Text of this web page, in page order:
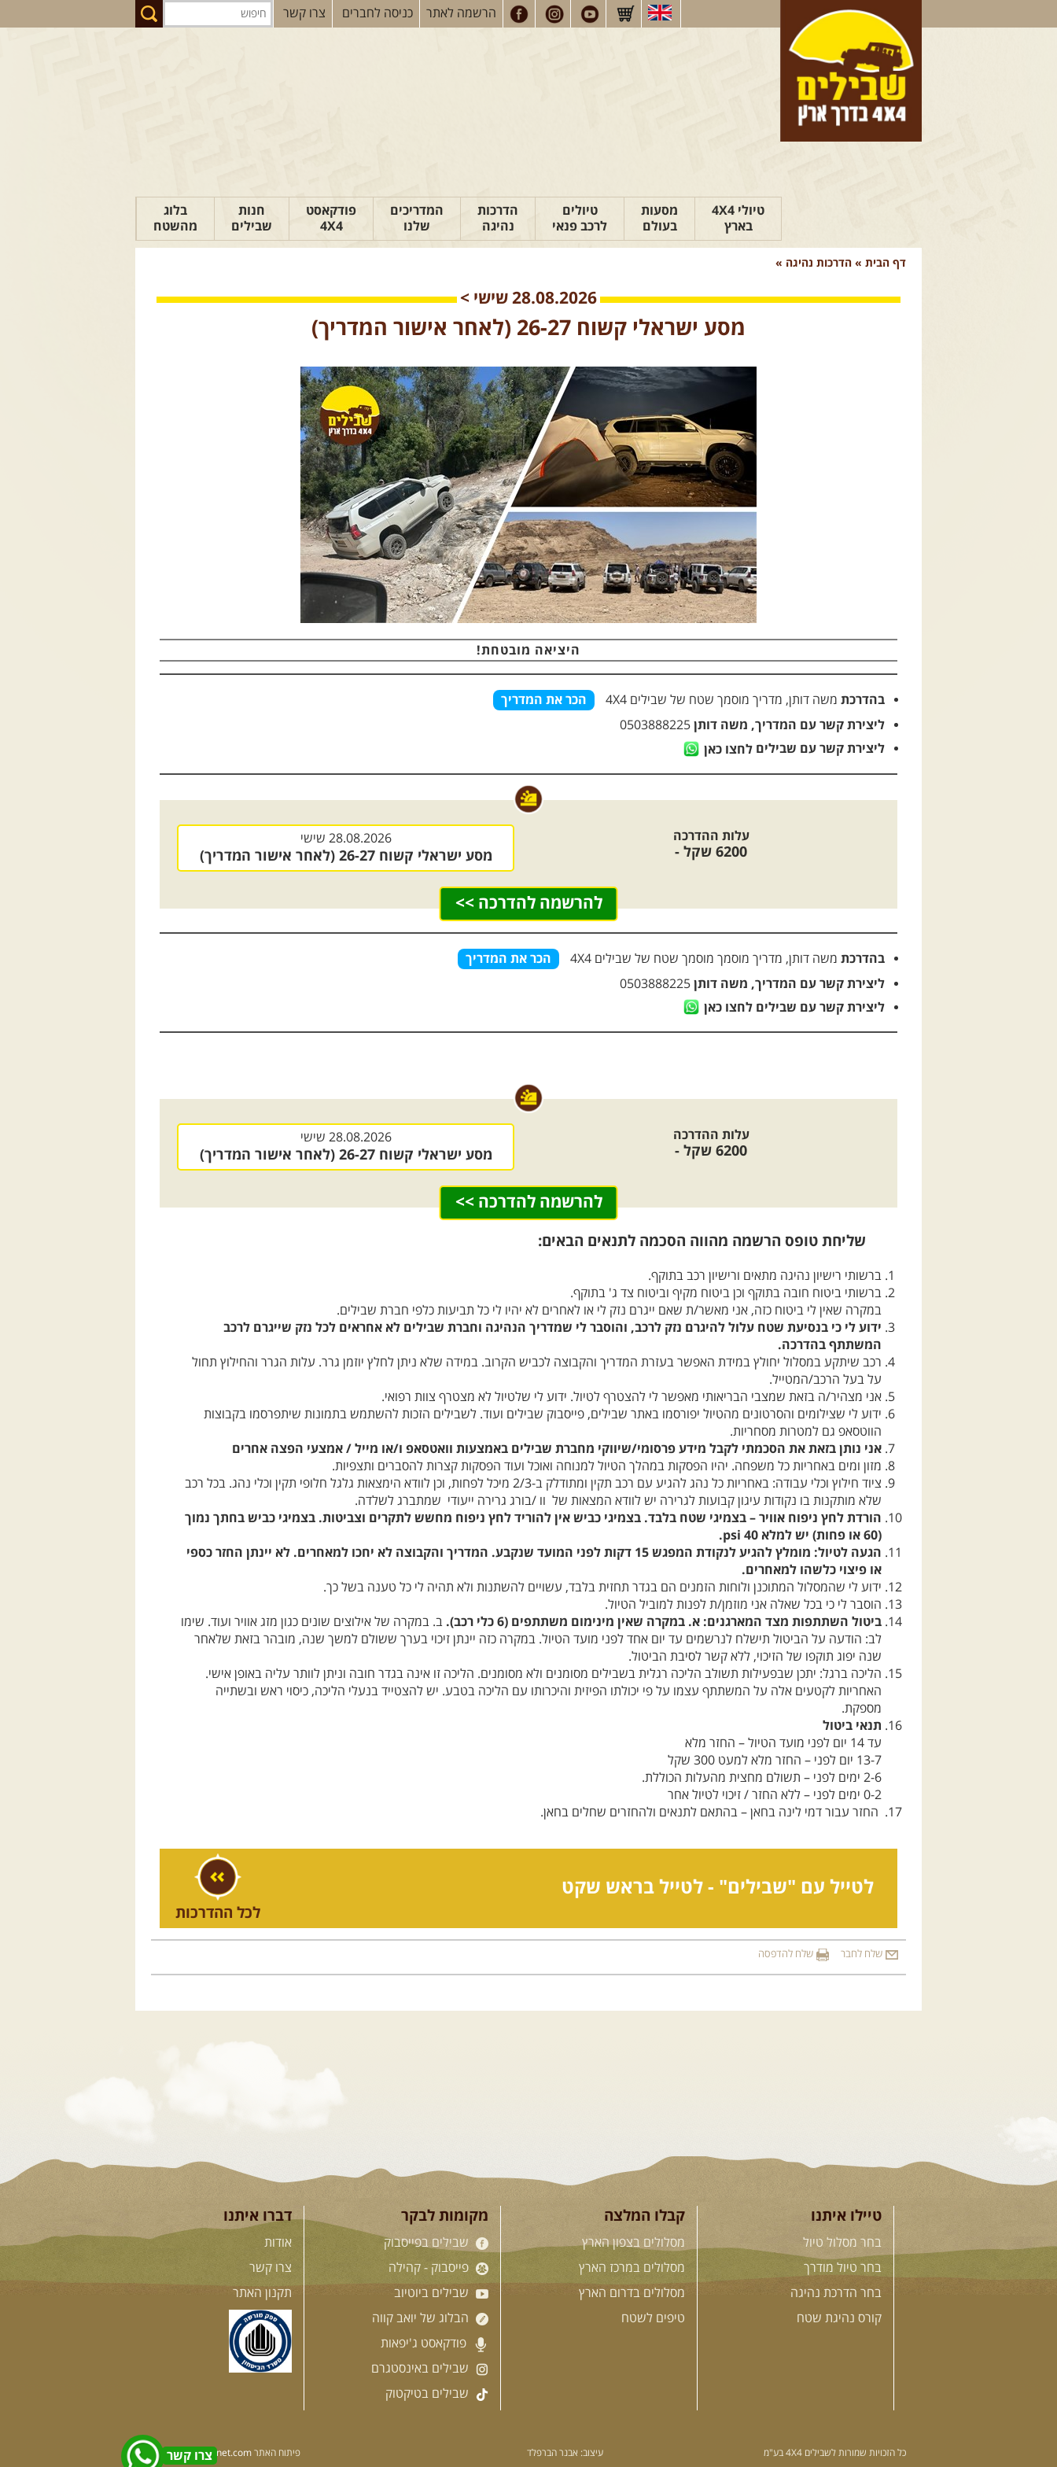
הרשמה לאתר כניסה לחברים צרו קשר
טיולי 4X4
בארץ
מסעות
בעולם
טיולים
לרכב פנאי
הדרכות
נהיגה
המדריכים
שלנו
פודקאסט
4X4
חנות
שבילים
בלוג
מהשטח
טיפים לנהיגה
דף הבית » הדרכות נהיגה »
28.08.2026שישי >
מסע ישראלי קשוח 26-27 (לאחר אישור המדריך)
היציאה מובטחת!
בהדרכת משה דותן, מדריך מוסמך שטח של שבילים 4X4
הכר את המדריך
ליצירת קשר עם המדריך, משה דותן 0503888225
ליצירת קשר עם שבילים לחצו כאן
עלות ההדרכה
6200 שקל -
28.08.2026 שישי
מסע ישראלי קשוח 26-27 (לאחר אישור המדריך)
להרשמה להדרכה >>
בהדרכת משה דותן, מדריך מוסמך מוסמך שטח של שבילים 4X4
הכר את המדריך
ליצירת קשר עם המדריך, משה דותן 0503888225
ליצירת קשר עם שבילים לחצו כאן
עלות ההדרכה
6200 שקל -
28.08.2026 שישי
מסע ישראלי קשוח 26-27 (לאחר אישור המדריך)
להרשמה להדרכה >>
שליחת טופס הרשמה מהווה הסכמה לתנאים הבאים:
ברשותי רישיון נהיגה מתאים ורישיון רכב בתוקף.
ברשותי ביטוח חובה בתוקף וכן ביטוח מקיף וביטוח צד ג' בתוקף.
במקרה שאין לי ביטוח כזה, אני מאשר/ת שאם ייגרם נזק לי או לאחרים לא יהיו לי כל תביעות כלפי חברת שבילים.
ידוע לי כי בנסיעת שטח עלול להיגרם נזק לרכב, והוסבר לי שמדריך הנהיגה וחברת שבילים לא אחראים לכל נזק שייגרם לרכב
המשתתף בהדרכה.
רכב שיתקע במסלול יחולץ במידת האפשר בעזרת המדריך והקבוצה לכביש הקרוב. במידה שלא ניתן לחלץ יוזמן גרר. עלות הגרר והחילוץ תחול
על בעל הרכב/המטייל.
אני מצהיר/ה בזאת שמצבי הבריאותי מאפשר לי להצטרף לטיול. ידוע לי שלטיול לא מצטרף צוות רפואי.
ידוע לי שצילומים והסרטונים מהטיול יפורסמו באתר שבילים, פייסבוק שבילים ועוד. לשבילים הזכות להשתמש בתמונות שיתפרסמו בקבוצות
הווטסאפ גם למטרות מסחריות.
אני נותן בזאת את הסכמתי לקבל מידע פרסומי/שיווקי מחברת שבילים באמצעות וואטסאפ ו/או מייל / אמצעי הפצה אחרים
מזון ומים באחריות כל משפחה. יהיו הפסקות במהלך הטיול למנוחה ואוכל ועוד הפסקות קצרות להסברים ותצפיות.
ציוד חילוץ וכלי עבודה: באחריות כל נהג להגיע עם רכב תקין ומתודלק ב-2/3 מיכל לפחות, וכן לוודא הימצאות גלגל חלופי תקין וכלי נהג. בכל רכב
שלא מותקנות בו נקודות עיגון קבועות לגרירה יש לוודא המצאות של וו /בורג גרירה ייעודי שמתברג לשלדה.
הורדת לחץ ניפוח אוויר – בצמיגי שטח בלבד. בצמיגי כביש אין להוריד לחץ ניפוח מחשש לתקרים וצביטות. בצמיגי כביש בחתך נמוך
(60 או פחות) יש למלא 40 psi.
הגעה לטיול: מומלץ להגיע לנקודת המפגש 15 דקות לפני המועד שנקבע. המדריך והקבוצה לא יחכו למאחרים. לא יינתן החזר כספי
או פיצוי כלשהו למאחרים.
ידוע לי שהמסלול המתוכנן ולוחות הזמנים הם בגדר תחזית בלבד, עשויים להשתנות ולא תהיה לי כל טענה בשל כך.
הוסבר לי כי בכל שאלה אני מוזמן/ת לפנות למוביל הטיול.
ביטול השתתפות מצד המארגנים: א. במקרה שאין מינימום משתתפים (6 כלי רכב).
ב. במקרה של אילוצים שונים כגון מזג אוויר ועוד. שימו
לב: הודעה על הביטול תישלח לנרשמים עד יום אחד לפני מועד הטיול. במקרה כזה יינתן זיכוי בערך ששולם למשך שנה, מובהר בזאת שלאחר
שנה יפוג תוקפו של הזיכוי, ללא קשר לסיבת הביטול.
הליכה ברגל: יתכן שבפעילות תשולב הליכה רגלית בשבילים מסומנים ולא מסומנים. הליכה זו אינה בגדר חובה וניתן לוותר עליה באופן אישי.
האחריות לקטעים אלה על המשתתף עצמו על פי יכולתו הפיזית והיכרותו עם הליכה בטבע. יש להצטייד בנעלי הליכה, כיסוי ראש ובשתייה
מספקת.
תנאי ביטול
עד 14 יום לפני מועד הטיול – החזר מלא
13-7 יום לפני – החזר מלא למעט 300 שקל
2-6 ימים לפני – תשולם מחצית מהעלות הכוללת.
0-2 ימים לפני – ללא החזר / זיכוי לטיול אחר
החזר עבור דמי לינה בחאן – בהתאם לתנאים ולהחזרים שחלים בחאן.
לטייל עם "שבילים" - לטייל בראש שקט
לכל ההדרכות
שלח לחבר שלח להדפסה
טיילו איתנו
בחר מסלול טיול
בחר טיול מודרך
בחר הדרכת נהיגה
קורס נהיגת שטח
קבלו המלצה
מסלולים בצפון הארץ
מסלולים במרכז הארץ
מסלולים בדרום הארץ
טיפים לשטח
מקומות לבקר
שבילים בפייסבוק
פייסבוק - קהילה
שבילים ביוטיוב
הבלוג של יואב קווה
פודקאסט ג'יפאות
שבילים באינסטגרם
שבילים בטיקטוק
דברו איתנו
אודות
צרו קשר
תקנון האתר
כל הזכויות שמורות לשבילים 4X4 בע"מ עיצוב: אבנר הברפלד פיתוח האתר significnet.com